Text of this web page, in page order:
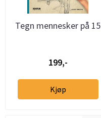
Tegn mennesker på 15
199,-
Kjøp